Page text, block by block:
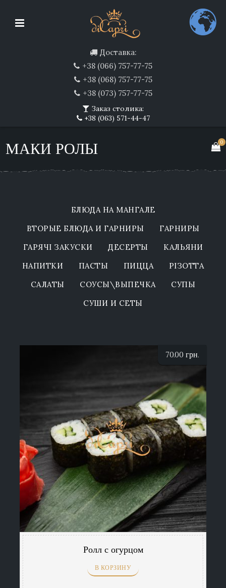
Доставка:
+38 (066) 757-77-75
+38 (068) 757-77-75
+38 (073) 757-77-75
Заказ столика:
+38 (063) 571-44-47
0
МАКИ РОЛЫ
БЛЮДА НА МАНГАЛЕ
ВТОРЫЕ БЛЮДА И ГАРНИРЫ
ГАРНИРЫ
ГАРЯЧІ ЗАКУСКИ
ДЕСЕРТЫ
КАЛЬЯНИ
НАПИТКИ
ПАСТЫ ПИЦЦА
РІЗОТТА
САЛАТЫ
СОУСЫ\ВЫПЕЧКА
СУПЫ
СУШИ И СЕТЫ
70.00 грн.
Ролл с огурцом
В КОРЗИНУ